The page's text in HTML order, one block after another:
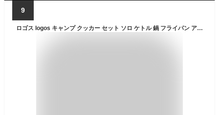
9
ロゴス logos キャンプ クッカー セット ソロ ケトル 鍋 フライパン アルミ ステンレス コンパクト 持ち運び スタッキング お鍋 軽量 アウトドア 登山 レジャー ソロキャンプ キャンプ飯 炒める 焼く 煮る 茹でる 釣り フィッシング 収納袋 クッカー＆ケトルセット